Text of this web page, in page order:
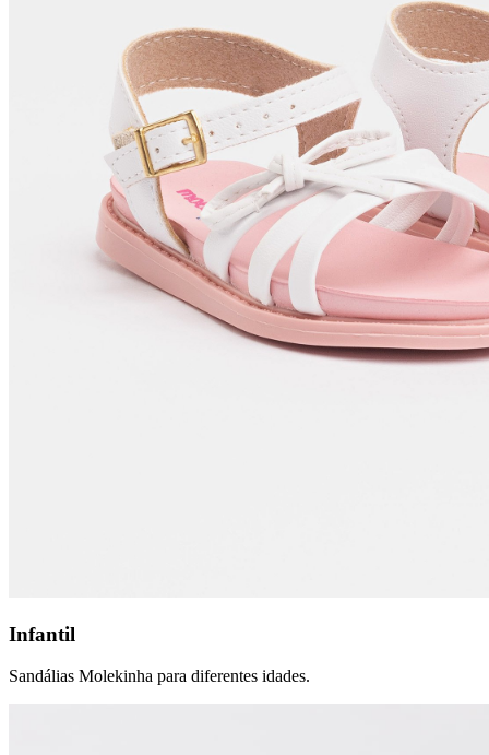
Infantil
Sandálias Molekinha para diferentes idades.